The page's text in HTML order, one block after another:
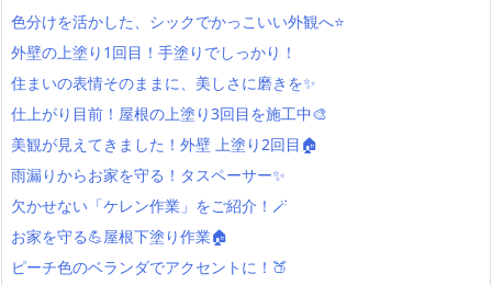
色分けを活かした、シックでかっこいい外観へ⭐
外壁の上塗り1回目！手塗りでしっかり！
住まいの表情そのままに、美しさに磨きを✨
仕上がり目前！屋根の上塗り3回目を施工中🎨
美観が見えてきました！外壁 上塗り2回目🏠
雨漏りからお家を守る！タスペーサー✨
欠かせない「ケレン作業」をご紹介！🪄
お家を守る💪屋根下塗り作業🏠
ピーチ色のベランダでアクセントに！🍑